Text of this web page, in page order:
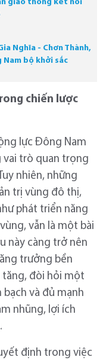
giao thông kết nối
Nghĩa - Chơn Thành,
bộ khởi sắc
chiến lược
lực Đông Nam
vai trò quan trọng
nhiên, những
trị vùng đô thị,
phát triển năng
vẫn là một bài
này càng trở nên
trưởng bền
tăng, đòi hỏi một
và đủ mạnh
nhũng, lợi ích
định trong việc